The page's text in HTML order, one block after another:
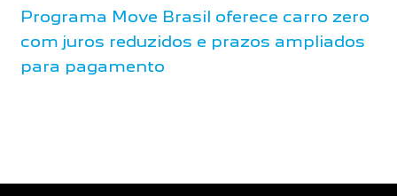
Programa Move Brasil oferece carro zero
com juros reduzidos e prazos ampliados
para pagamento